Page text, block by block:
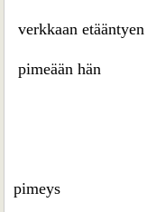
verkkaan etääntyen
pimeään hän
Vielä
yötuuli
pimeys